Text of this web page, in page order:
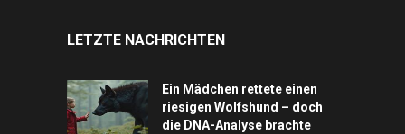
LETZTE NACHRICHTEN
Ein Mädchen rettete einen
riesigen Wolfshund – doch
die DNA-Analyse brachte